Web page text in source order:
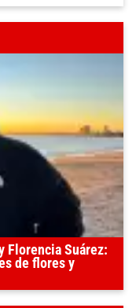
Florencia Suárez:
de flores y